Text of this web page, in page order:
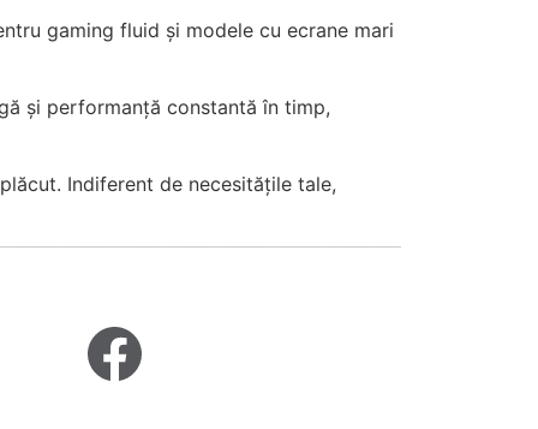
gaming fluid și modele cu ecrane mari
și performanță constantă în timp,
Indiferent de necesitățile tale,